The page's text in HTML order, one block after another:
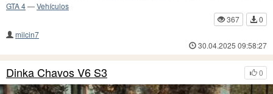
GTA 4—Vehículos
367
0
milcin7
30.04.2025 09:58:27
0
Dinka Chavos V6 S3